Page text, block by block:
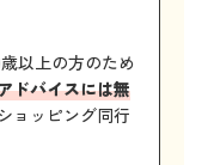
以上の方のため
ドバイスには無
ョッピング同行